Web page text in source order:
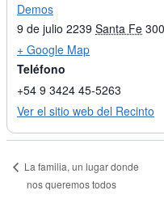
Demos
9 de julio 2239 Santa Fe
+ Google Map
Teléfono
+54 9 3424 45-5263
Ver el sitio web del Recinto
La familia, un lugar donde
nos queremos todos